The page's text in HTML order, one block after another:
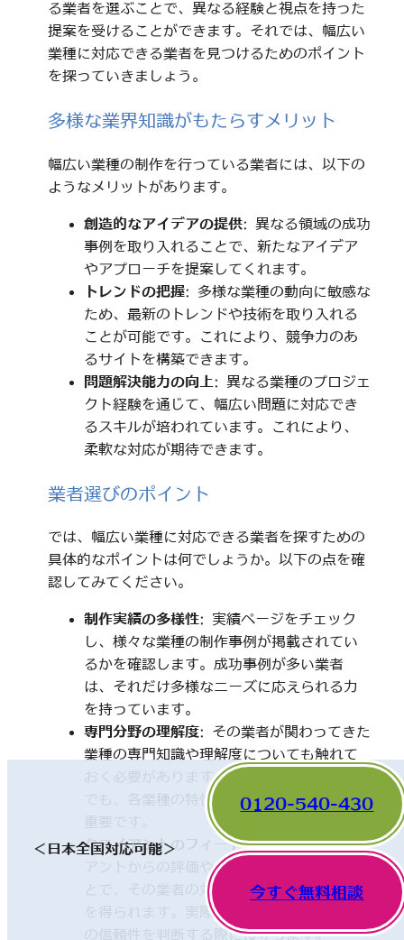
る業者を選ぶことで、異なる経験と視点を持った
提案を受けることができます。それでは、幅広い
業種に対応できる業者を見つけるためのポイント
を探っていきましょう。
多様な業界知識がもたらすメリット
幅広い業種の制作を行っている業者には、以下の
ようなメリットがあります。
創造的なアイデアの提供: 異なる領域の成功
事例を取り入れることで、新たなアイデア
やアプローチを提案してくれます。
トレンドの把握: 多様な業種の動向に敏感な
ため、最新のトレンドや技術を取り入れる
ことが可能です。これにより、競争力のあ
るサイトを構築できます。
問題解決能力の向上: 異なる業種のプロジェ
クト経験を通じて、幅広い問題に対応でき
るスキルが培われています。これにより、
柔軟な対応が期待できます。
業者選びのポイント
では、幅広い業種に対応できる業者を探すための
具体的なポイントは何でしょうか。以下の点を確
認してみてください。
制作実績の多様性: 実績ページをチェック
し、様々な業種の制作事例が掲載されてい
るかを確認します。成功事例が多い業者
は、それだけ多様なニーズに応えられる力
を持っています。
専門分野の理解度: その業者が関わってきた
業種の専門知識や理解度についても触れて
おく必要があります。一見、異なった分野
でも、各業種の特性を理解していることが
クライアントのフィードバック: 他のクライ
アントからの評価やレビューを確認するこ
とで、その業者の対応や成果に関する情報
を得られます。実際の利用者の声は、業者
の信頼性を判断する際に役立ちます。
＜日本全国対応可能＞
0120-540-430
今すぐ無料相談